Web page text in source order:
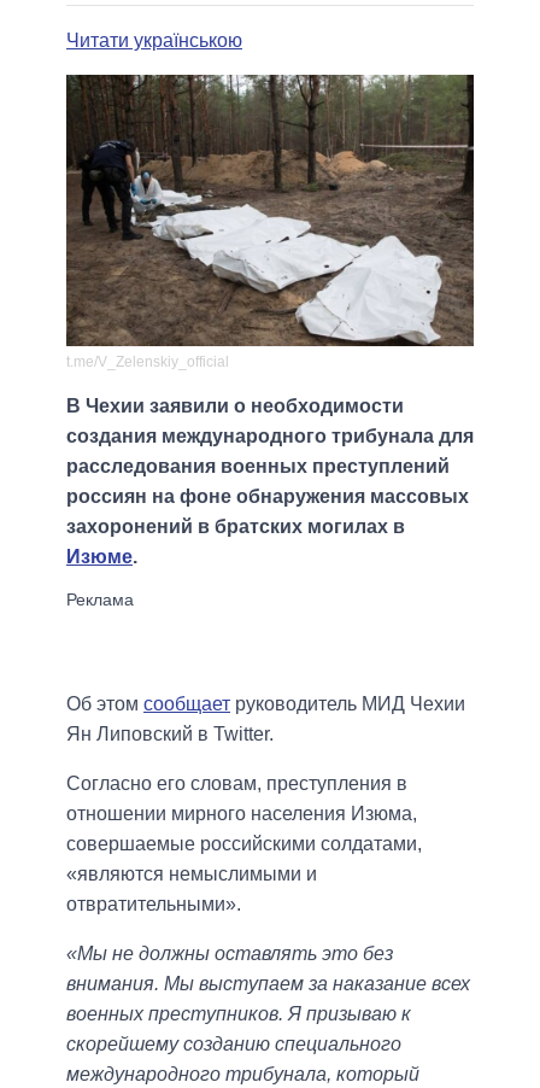
Читати українською
t.me/V_Zelenskiy_official
В Чехии заявили о необходимости
создания международного трибунала для
расследования военных преступлений
россиян на фоне обнаружения массовых
захоронений в братских могилах в
Изюме.
Об этом сообщает руководитель МИД Чехии
Ян Липовский в Twitter.
Согласно его словам, преступления в
отношении мирного населения Изюма,
совершаемые российскими солдатами,
«являются немыслимыми и
отвратительными».
«Мы не должны оставлять это без
внимания. Мы выступаем за наказание всех
военных преступников. Я призываю к
скорейшему созданию специального
международного трибунала, который